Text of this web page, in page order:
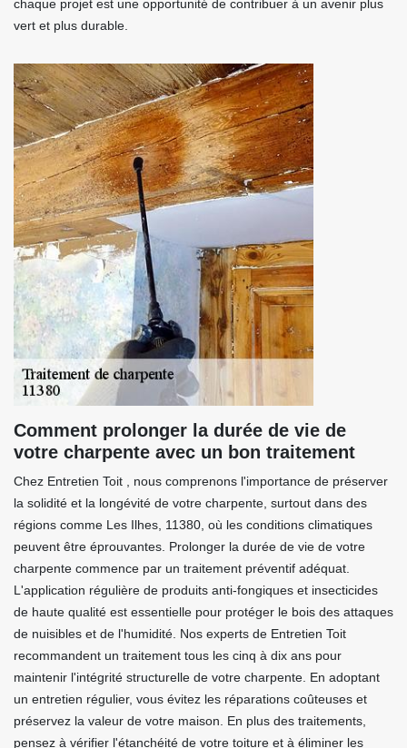
chaque projet est une opportunité de contribuer à un avenir plus
vert et plus durable.
Comment prolonger la durée de vie de
votre charpente avec un bon traitement
Chez Entretien Toit , nous comprenons l'importance de préserver
la solidité et la longévité de votre charpente, surtout dans des
régions comme Les Ilhes, 11380, où les conditions climatiques
peuvent être éprouvantes. Prolonger la durée de vie de votre
charpente commence par un traitement préventif adéquat.
L'application régulière de produits anti-fongiques et insecticides
de haute qualité est essentielle pour protéger le bois des attaques
de nuisibles et de l'humidité. Nos experts de Entretien Toit
recommandent un traitement tous les cinq à dix ans pour
maintenir l'intégrité structurelle de votre charpente. En adoptant
un entretien régulier, vous évitez les réparations coûteuses et
préservez la valeur de votre maison. En plus des traitements,
pensez à vérifier l'étanchéité de votre toiture et à éliminer les